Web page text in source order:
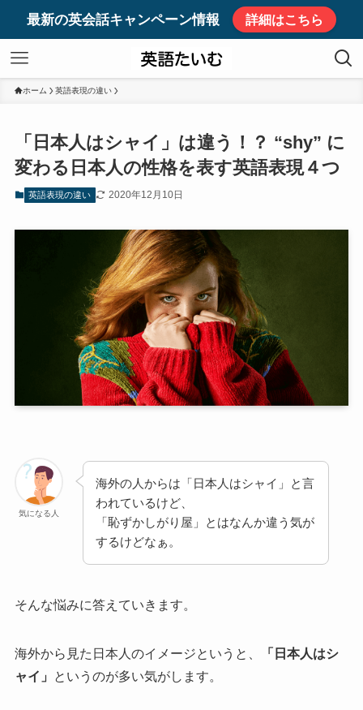
最新の英会話キャンペーン情報 詳細はこちら
ホーム 英語表現の違い
「日本人はシャイ」は違う！？ “shy” に
変わる日本人の性格を表す英語表現４つ
英語表現の違い 2020年12月10日
気になる人
海外の人からは「日本人はシャイ」と言
われているけど、
「恥ずかしがり屋」とはなんか違う気が
するけどなぁ。
そんな悩みに答えていきます。
海外から見た日本人のイメージというと、
「日本人はシ
ャイ」
というのが多い気がします。